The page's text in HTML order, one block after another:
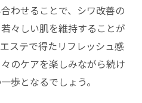
で感じるシワ改善の効果
験するシワ改善の効果
しを感じる時間の過ごし
わせることで、シワ改善の
々しい肌を維持することが
ステで得たリフレッシュ感
のケアを楽しみながら続け
歩となるでしょう。